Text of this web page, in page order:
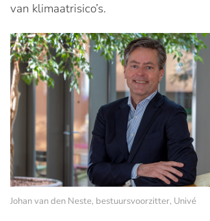
van klimaatrisico’s.
Johan van den Neste, bestuursvoorzitter, Univé